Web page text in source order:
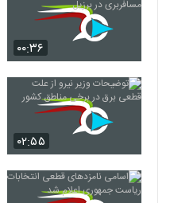
۰۰:۳۶
۰۲:۵۵